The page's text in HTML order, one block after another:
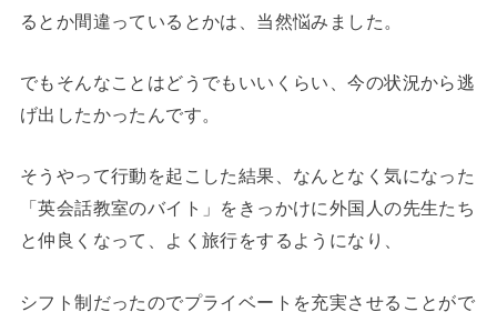
るとか間違っているとかは、当然悩みました。
でもそんなことはどうでもいいくらい、今の状況から逃
げ出したかったんです。
そうやって行動を起こした結果、なんとなく気になった
「英会話教室のバイト」をきっかけに外国人の先生たち
と仲良くなって、よく旅行をするようになり、
シフト制だったのでプライベートを充実させることがで